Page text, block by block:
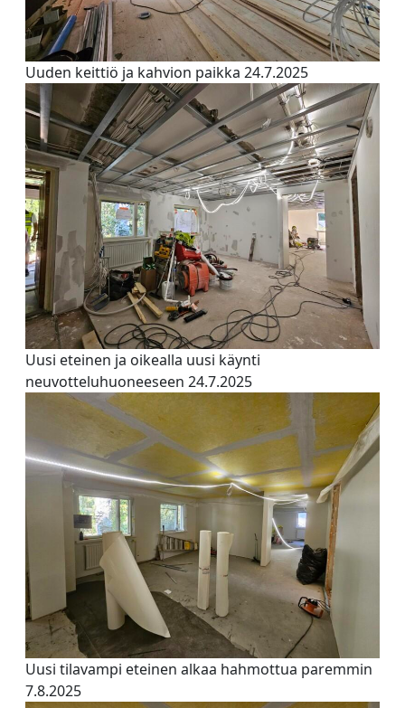
Uuden keittiö ja kahvion paikka 24.7.2025
Uusi eteinen ja oikealla uusi käynti
neuvotteluhuoneeseen 24.7.2025
Uusi tilavampi eteinen alkaa hahmottua paremmin
7.8.2025